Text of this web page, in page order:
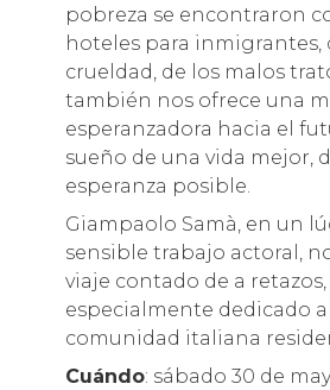
pobreza se encontraron
hoteles para inmigrantes,
crueldad, de los malos
también nos ofrece una
esperanzadora hacia el
sueño de una vida mejor,
esperanza posible.
Giampaolo Samà, en un
sensible trabajo actoral,
viaje contado de a retazos,
especialmente dedicado a
comunidad italiana
Cuándo: sábado 30 de